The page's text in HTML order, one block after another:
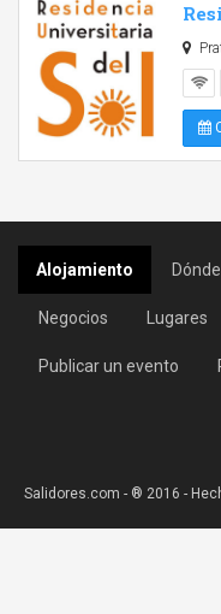
Alojamiento
Negocios Lugares
Publicar un evento
Salidores.com - ® 2016 -